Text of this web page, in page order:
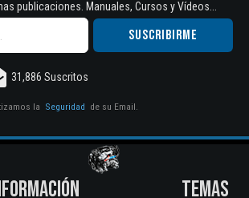
publicaciones. Manuales, Cursos y Vídeos...
31,886 Suscritos
la Seguridad de su Email.
TEMAS